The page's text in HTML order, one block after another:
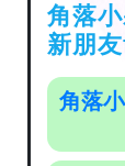
角落
新朋
角落